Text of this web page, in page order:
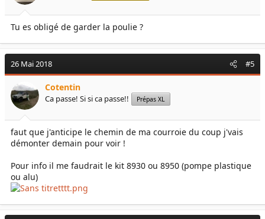
Tu es obligé de garder la poulie ?
26 Mai 2018 #5
Cotentin
Ca passe! Si si ca passe!! Prépas XL
faut que j'anticipe le chemin de ma courroie du coup j'vais
démonter demain pour voir !
Pour info il me faudrait le kit 8930 ou 8950 (pompe plastique
ou alu)